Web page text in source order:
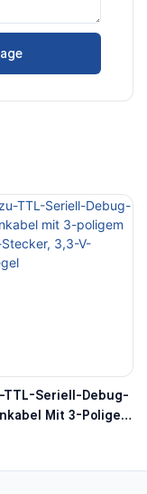
TTL-Seriell-Debug-
Mit 3-Poligem